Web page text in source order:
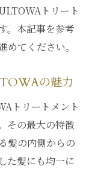
トリート
。本記事を参考
てください。
の魅力
トリートメント
その最大の特徴
髪の内側からの
た髪にも均一に